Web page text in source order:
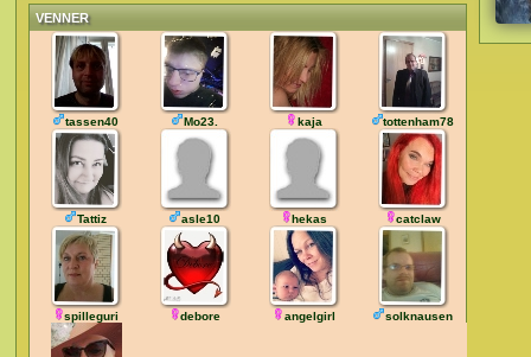
VENNER
tassen40 Mo23. kaja tottenham78
Tattiz asle10 hekas catclaw
spilleguri debore angelgirl solknausen